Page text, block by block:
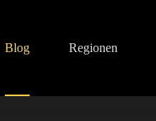
Blog Regionen